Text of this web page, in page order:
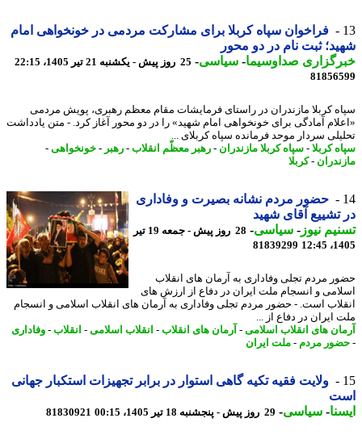
فراخوان سپاه کربلا برای مشارکت مردمی در خونخواهی امام
ثبت نام در دو محور
صداوسیما-سیاسی-25 روز پیش - یکشنبه 21 تیر 1405، 22:15
کربلا مازندران در راستای فرمایشات مقام معظم رهبری، پویش مردمی
آمادگی برای خونخواهی امام شهید» را در دو محور آغاز کرد. - متن یادداشت
سردار موحد فرمانده سپاه کربلای ...
کربلا- سپاه کربلا مازندران- رهبر معظّم انقلاب-رهبر -خونخواهی-
- کربلا
حضور مردم نشانه بصیرت و وفاداری
تشییع آقای شهید
نیوز-سیاسی-
28 روز پیش - جمعه 19 تیر
81839299
مردم تجلی وفاداری به آرمان های انقلاب
و انسجام ملت ایران در دفاع از ارزش های
است. - حضور مردم تجلی وفاداری به آرمان های انقلاب اسلامی و انسجام
ایران در دفاع از ...
های انقلاب اسلامی-آرمان های انقلاب-انقلاب اسلامی-انقلاب-وفاداری
مردم- ملت ایران
ولایت فقیه تکیه گاهی استوار در برابر تجهیزات استکبار جهانی
-سیاسی-29 روز پیش - پنجشنبه 18 تیر 1405، 00:15 81830921